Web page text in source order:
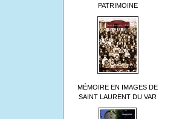
PATRIMOINE
MÉMOIRE EN IMAGES DE
SAINT LAURENT DU VAR